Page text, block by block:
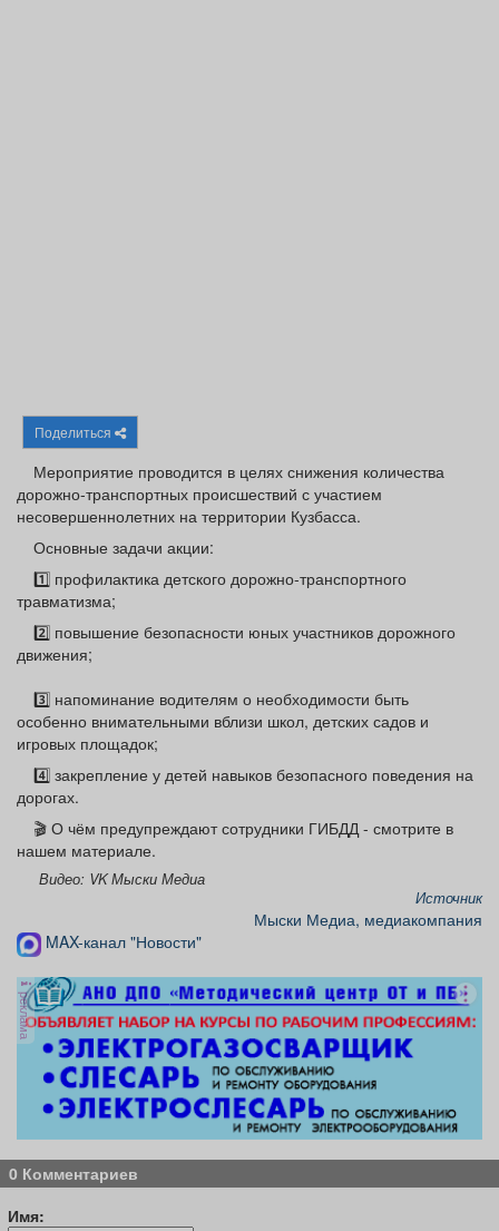
Поделиться
Мероприятие проводится в целях снижения количества
дорожно‑транспортных происшествий с участием
несовершеннолетних на территории Кузбасса.
Основные задачи акции:
1️⃣ профилактика детского дорожно‑транспортного
травматизма;
2️⃣ повышение безопасности юных участников дорожного
движения;
3️⃣ напоминание водителям о необходимости быть
особенно внимательными вблизи школ, детских садов и
игровых площадок;
4️⃣ закрепление у детей навыков безопасного поведения на
дорогах.
🎬 О чём предупреждают сотрудники ГИБДД - смотрите в
нашем материале.
Видео: VK Мыски Медиа
Источник
Мыски Медиа, медиакомпания
MAX-канал "Новости"
реклама
0 Комментариев
Имя: